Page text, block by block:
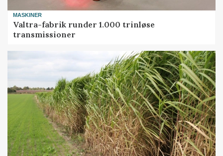
MASKINER
Valtra-fabrik runder 1.000 trinløse
transmissioner